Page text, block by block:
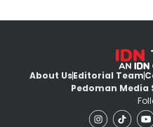
About UsEditorial Team
Pedoman Media